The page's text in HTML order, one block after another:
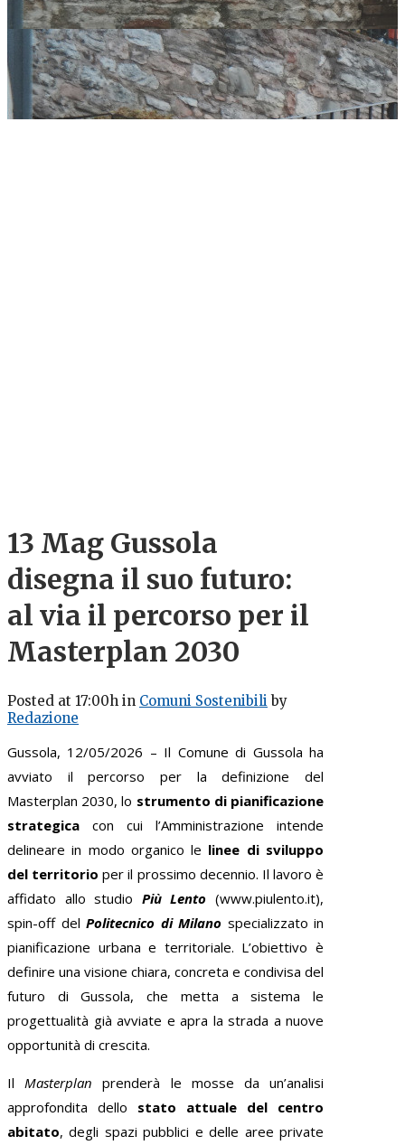
13 Mag Gussola
disegna il suo futuro:
al via il percorso per il
Masterplan 2030
Posted at 17:00h in Comuni Sostenibili by
Redazione
Gussola, 12/05/2026 – Il Comune di Gussola ha
avviato il percorso per la definizione del
Masterplan 2030, lo strumento di pianificazione
strategica con cui l’Amministrazione intende
delineare in modo organico le linee di sviluppo
del territorio per il prossimo decennio. Il lavoro è
affidato allo studio Più Lento (www.piulento.it),
spin-off del Politecnico di Milano specializzato in
pianificazione urbana e territoriale. L’obiettivo è
definire una visione chiara, concreta e condivisa del
futuro di Gussola, che metta a sistema le
progettualità già avviate e apra la strada a nuove
opportunità di crescita.
Il Masterplan prenderà le mosse da un’analisi
approfondita dello stato attuale del centro
abitato, degli spazi pubblici e delle aree private